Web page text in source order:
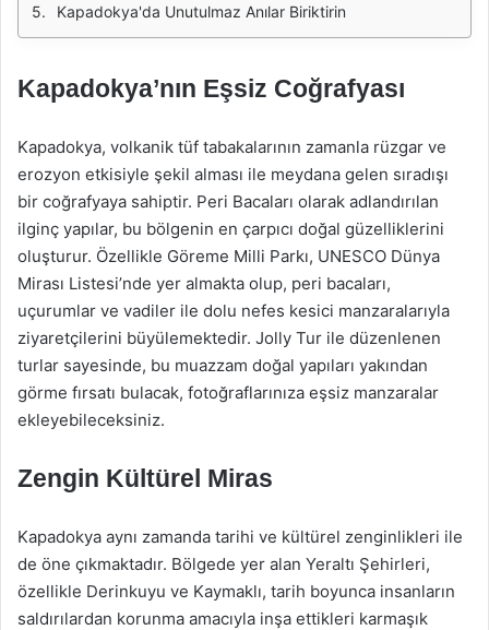
Kapadokya'da Unutulmaz Anılar Biriktirin
Kapadokya’nın Eşsiz Coğrafyası
Kapadokya, volkanik tüf tabakalarının zamanla rüzgar ve
erozyon etkisiyle şekil alması ile meydana gelen sıradışı
bir coğrafyaya sahiptir. Peri Bacaları olarak adlandırılan
ilginç yapılar, bu bölgenin en çarpıcı doğal güzelliklerini
oluşturur. Özellikle Göreme Milli Parkı, UNESCO Dünya
Mirası Listesi’nde yer almakta olup, peri bacaları,
uçurumlar ve vadiler ile dolu nefes kesici manzaralarıyla
ziyaretçilerini büyülemektedir. Jolly Tur ile düzenlenen
turlar sayesinde, bu muazzam doğal yapıları yakından
görme fırsatı bulacak, fotoğraflarınıza eşsiz manzaralar
ekleyebileceksiniz.
Zengin Kültürel Miras
Kapadokya aynı zamanda tarihi ve kültürel zenginlikleri ile
de öne çıkmaktadır. Bölgede yer alan Yeraltı Şehirleri,
özellikle Derinkuyu ve Kaymaklı, tarih boyunca insanların
saldırılardan korunma amacıyla inşa ettikleri karmaşık